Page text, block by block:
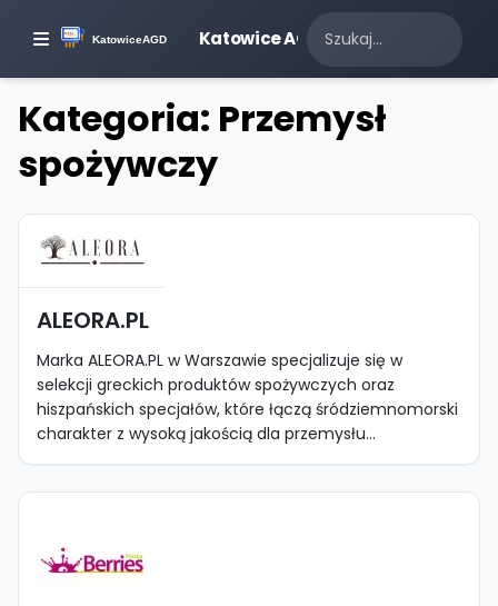
Katowice AGD
Kategoria: Przemysł
spożywczy
ALEORA.PL
Marka ALEORA.PL w Warszawie specjalizuje się w
selekcji greckich produktów spożywczych oraz
hiszpańskich specjałów, które łączą śródziemnomorski
charakter z wysoką jakością dla przemysłu...